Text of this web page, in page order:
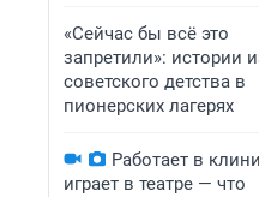
«Сейчас бы всё это
запретили»: истории
советского детства в
пионерских лагерях
Работает в
играет в театре — что